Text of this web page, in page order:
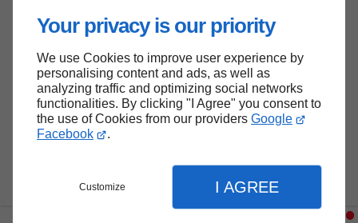
Your privacy is our priority
We use Cookies to improve user experience by
personalising content and ads, as well as
analyzing traffic and optimizing social networks
functionalities. By clicking "I Agree" you consent to
the use of Cookies from our providers Google
Facebook
.
Customize I AGREE
Haut de page